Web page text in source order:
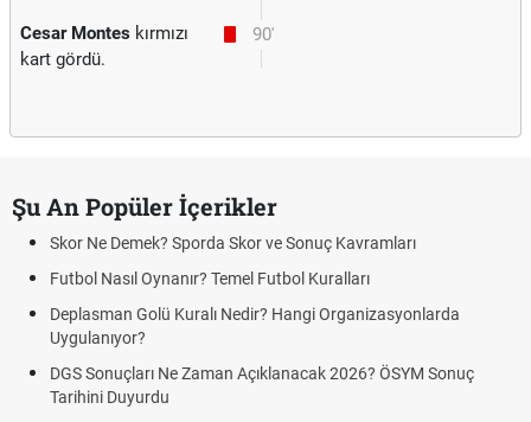
90'
Cesar Montes kırmızı
kart gördü.
Şu An Popüler İçerikler
Skor Ne Demek? Sporda Skor ve Sonuç Kavramları
Futbol Nasıl Oynanır? Temel Futbol Kuralları
Deplasman Golü Kuralı Nedir? Hangi Organizasyonlarda
Uygulanıyor?
DGS Sonuçları Ne Zaman Açıklanacak 2026? ÖSYM Sonuç
Tarihini Duyurdu